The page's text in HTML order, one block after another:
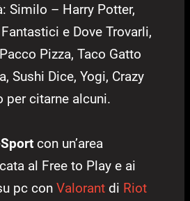
Similo – Harry Potter,
e Dove Trovarli,
Pizza, Taco Gatto
Sushi Dice, Yogi, Crazy
per citarne alcuni.
con un’area
al Free to Play e ai
pc con Valorant di Riot